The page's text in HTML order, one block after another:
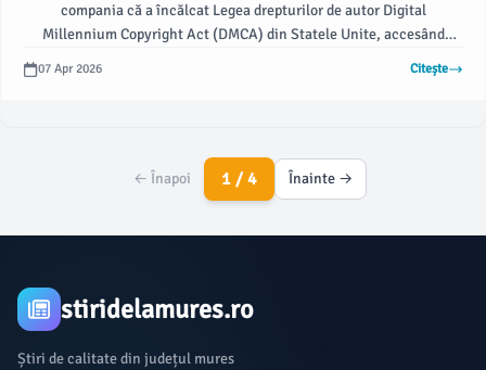
compania că a încălcat Legea drepturilor de autor Digital
Millennium Copyright Act (DMCA) din Statele Unite, accesând
ilegal și extrăgând milioane de videoclipuri protejate de drepturi de
autor de pe YouTube pentru a-și antrena modelele de inteligență
07 Apr 2026 Citește
← Înapoi 1 / 4 Înainte →
stiridelamures.ro
Știri de calitate din județul mures